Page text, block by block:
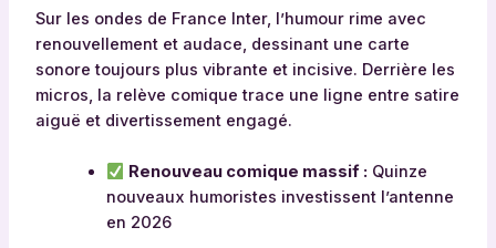
Sur les ondes de France Inter, l’humour rime avec
renouvellement et audace, dessinant une carte
sonore toujours plus vibrante et incisive. Derrière les
micros, la relève comique trace une ligne entre satire
aiguë et divertissement engagé.
Renouveau comique massif : Quinze
nouveaux humoristes investissent l’antenne
en 2026